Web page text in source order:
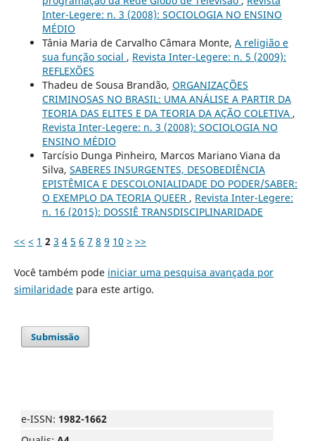
Inter-Legere: n. 3 (2008): SOCIOLOGIA NO ENSINO
MÉDIO
Tânia Maria de Carvalho Câmara Monte, A religião e
sua função social , Revista Inter-Legere: n. 5 (2009):
REFLEXÕES
Thadeu de Sousa Brandão, ORGANIZAÇÕES
CRIMINOSAS NO BRASIL: UMA ANÁLISE A PARTIR DA
TEORIA DAS ELITES E DA TEORIA DA AÇÃO COLETIVA ,
Revista Inter-Legere: n. 3 (2008): SOCIOLOGIA NO
ENSINO MÉDIO
Tarcísio Dunga Pinheiro, Marcos Mariano Viana da
Silva, SABERES INSURGENTES, DESOBEDIÊNCIA
EPISTÊMICA E DESCOLONIALIDADE DO PODER/SABER:
O EXEMPLO DA TEORIA QUEER , Revista Inter-Legere:
n. 16 (2015): DOSSIÊ TRANSDISCIPLINARIDADE
<< < 1 2 3 4 5 6 7 8 9 10 > >>
Você também pode iniciar uma pesquisa avançada por
similaridadepara este artigo.
Submissão
e-ISSN: 1982-1662